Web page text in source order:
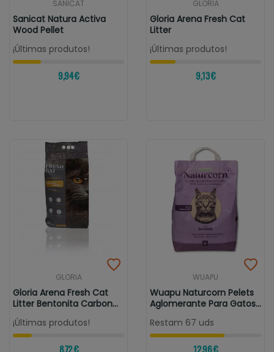
SANICAT
Sanicat Natura Activa
Wood Pellet
¡Últimas produtos!
9,94 €
GLORIA
Gloria Arena Fresh Cat
Litter
¡Últimas produtos!
9,13 €
GLORIA
Gloria Arena Fresh Cat
Litter Bentonita Carbon
Activo
¡Últimas produtos!
8,72 €
WUAPU
Wuapu Naturcorn Pelets
Aglomerante Para Gatos
Restam 67 uds
12,96 €